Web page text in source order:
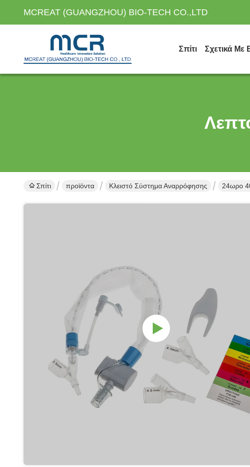
MCREAT (GUANGZHOU) BIO-TECH CO.,LTD
Σπίτι Σχετικά Με
Σπίτι προϊόντα Κλειστό Σύστημα Αναρρόφησης 24ωρο